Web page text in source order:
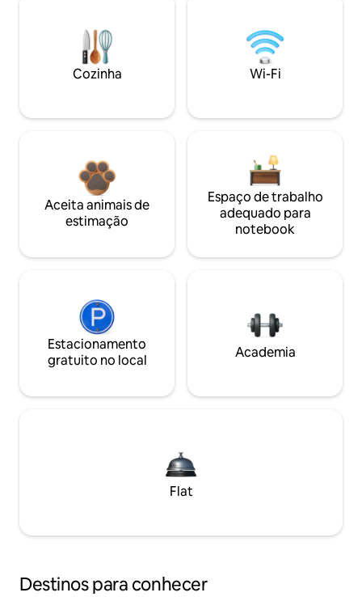
Cozinha Wi-Fi
Aceita animais de
estimação
Espaço de trabalho
adequado para
notebook
Estacionamento
gratuito no local
Academia
Flat
Destinos para conhecer